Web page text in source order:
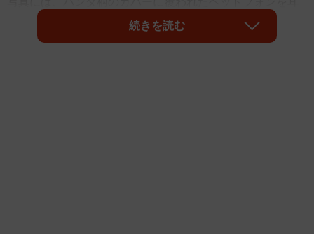
に当て、レーダーを見つめる隊員が写っています。
続きを読む